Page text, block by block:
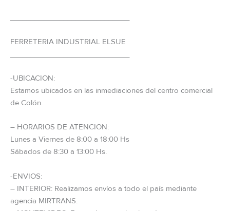
FERRETERIA INDUSTRIAL ELSUE
-UBICACION:
Estamos ubicados en las inmediaciones del centro comercial
de Colón.
– HORARIOS DE ATENCION:
Lunes a Viernes de 8:00 a 18:00 Hs
Sábados de 8:30 a 13:00 Hs.
-ENVIOS:
– INTERIOR: Realizamos envíos a todo el país mediante
agencia MIRTRANS.